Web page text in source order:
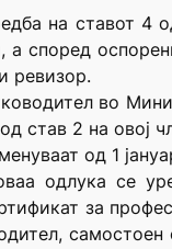
на ставот 4
според
ревизор.
во
став 2 на овој
од 1
одлука се
за